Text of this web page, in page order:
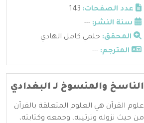
عدد الصفحات:
سنة النشر: ---
المحقق: حلمي كامل الهادي
المترجم: ---
الناسخ والمنسوخ لـ البغدادي
علوم القرآن هي العلوم المتعلقة بالقرآن
من حيث نزوله وترتيبه، وجمعه وكتابته،